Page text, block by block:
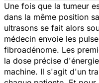
Une fois que la tumeur
dans la même position
ultrasons se fait alors
médecin envoie les
fibroadénome. Les
la dose précise
machine. Il s'agit d'un